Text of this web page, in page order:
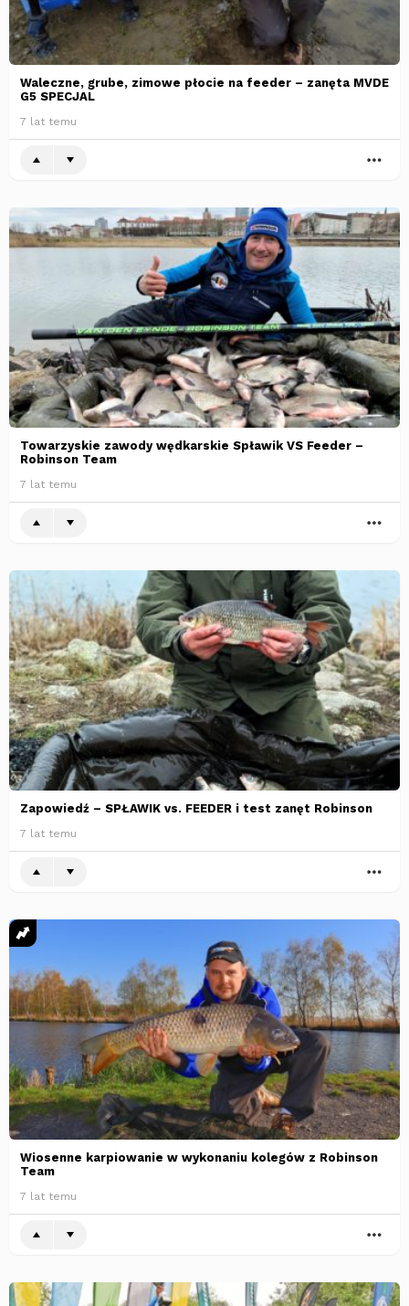
Waleczne, grube, zimowe płocie na feeder – zanęta MVDE
G5 SPECJAL
7 lat temu
Towarzyskie zawody wędkarskie Spławik VS Feeder –
Robinson Team
7 lat temu
Zapowiedź – SPŁAWIK vs. FEEDER i test zanęt Robinson
7 lat temu
Wiosenne karpiowanie w wykonaniu kolegów z Robinson
Team
7 lat temu